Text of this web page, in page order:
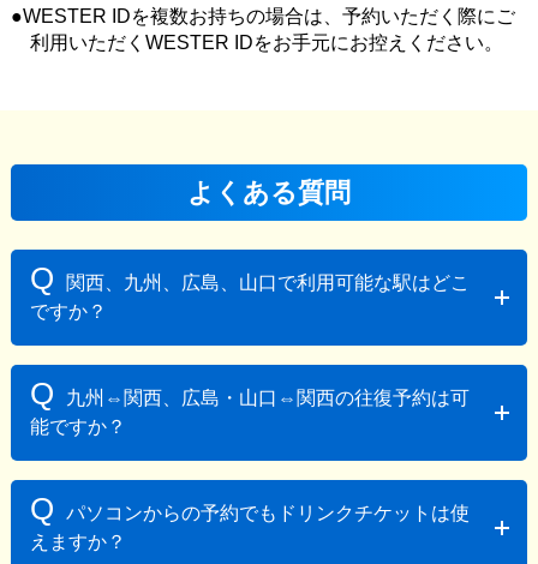
WESTER IDを複数お持ちの場合は、予約いただく際にご
利用いただくWESTER IDをお手元にお控えください。
よくある質問
Q
関西、九州、広島、山口で利用可能な駅はどこ
ですか？
A
【関西エリア】新大阪、新神戸、西明石、姫路
【九州エリア】小倉、博多
【広島エリア】広島・福山・新尾道・三原・東広島
【山口エリア】新山口・徳山・厚狭
Q
九州⇔関西、広島・山口⇔関西の往復予約は可
能ですか？
A
口 ⇒ 関西の「詳細・予約」ボタンより進み、「往復」
を選択してお申込みください。
Q
パソコンからの予約でもドリンクチケットは使
えますか？